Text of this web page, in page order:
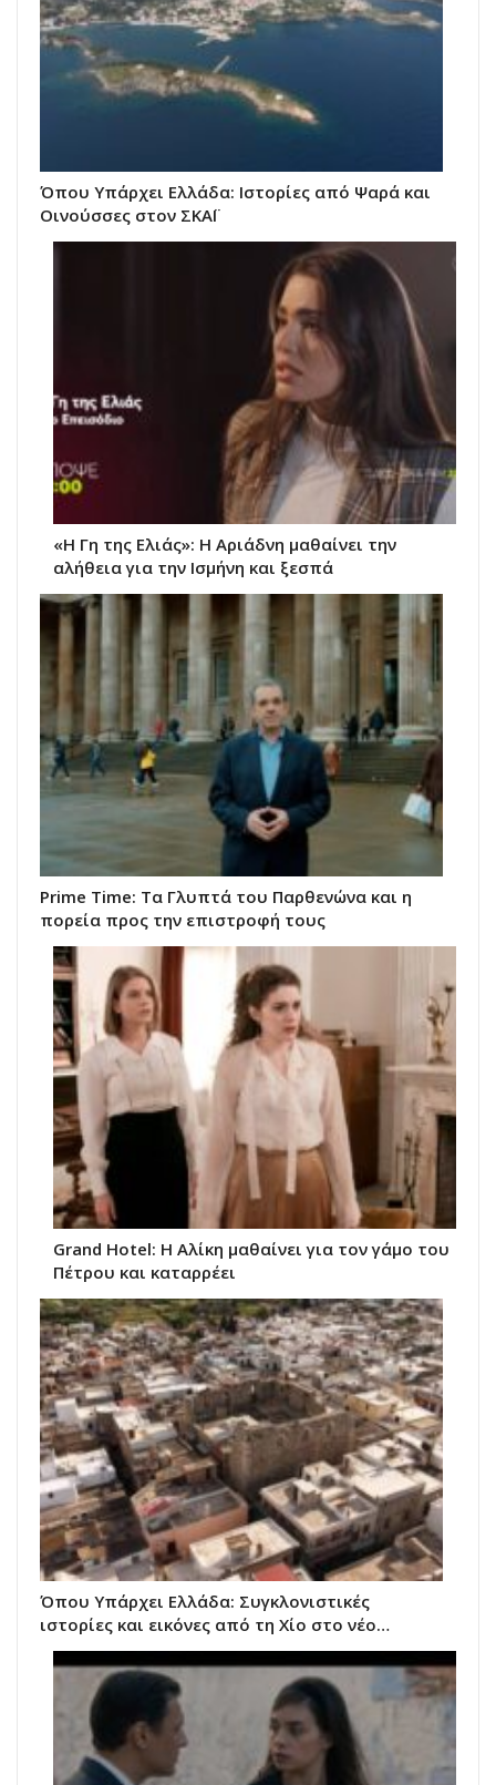
Όπου Υπάρχει Ελλάδα: Ιστορίες από Ψαρά και
Οινούσσες στον ΣΚΑΪ
«Η Γη της Ελιάς»: Η Αριάδνη μαθαίνει την
αλήθεια για την Ισμήνη και ξεσπά
Prime Time: Τα Γλυπτά του Παρθενώνα και η
πορεία προς την επιστροφή τους
Grand Hotel: Η Αλίκη μαθαίνει για τον γάμο του
Πέτρου και καταρρέει
Όπου Υπάρχει Ελλάδα: Συγκλονιστικές
ιστορίες και εικόνες από τη Χίο στο νέο…